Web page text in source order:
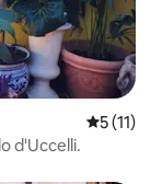
5 de uma
5 (11)
d'Uccelli.